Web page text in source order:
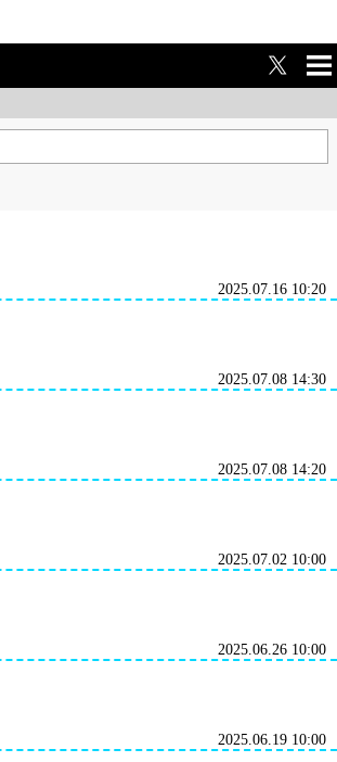
2025.07.16 10:20
2025.07.08 14:30
2025.07.08 14:20
2025.07.02 10:00
2025.06.26 10:00
2025.06.19 10:00